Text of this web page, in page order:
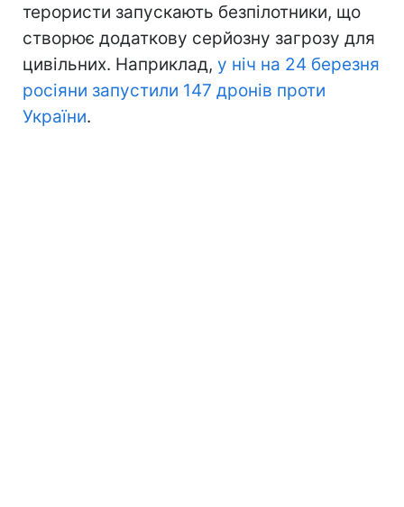
терористи запускають безпілотники, що
створює додаткову серйозну загрозу для
цивільних. Наприклад, у ніч на 24 березня
росіяни запустили 147 дронів проти
України.